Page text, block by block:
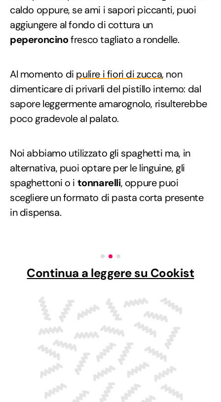
caldo oppure, se ami i sapori piccanti, puoi
aggiungere al fondo di cottura un
peperoncinofresco tagliato a rondelle.
Al momento di pulire i fiori di zucca, non
dimenticare di privarli del pistillo interno: dal
sapore leggermente amarognolo, risulterebbe
poco gradevole al palato.
Noi abbiamo utilizzato gli spaghetti ma, in
alternativa, puoi optare per le linguine, gli
spaghettoni o i tonnarelli, oppure puoi
scegliere un formato di pasta corta presente
in dispensa.
Continua a leggere su Cookist